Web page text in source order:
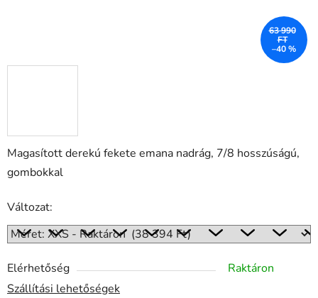
Magasított derekú fekete emana nadrág, 7/8 hosszúságú,
gombokkal
Változat:
Elérhetőség
Raktáron
Szállítási lehetőségek
63 990
FT
–40 %